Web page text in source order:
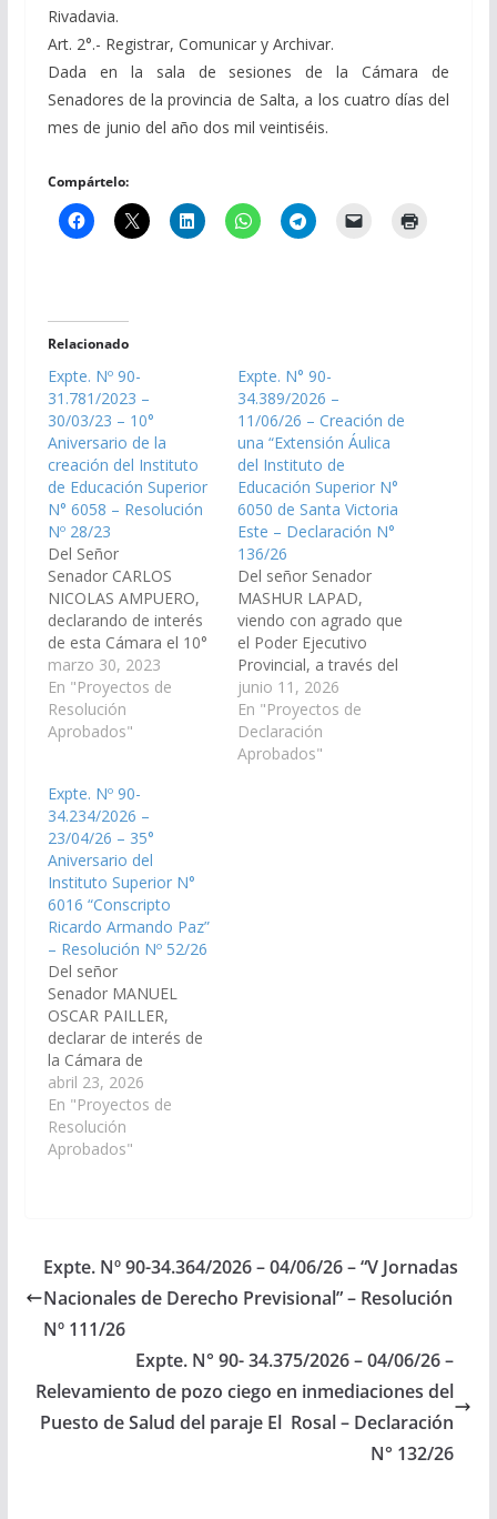
Rivadavia.
Art. 2°.- Registrar, Comunicar y Archivar.
Dada en la sala de sesiones de la Cámara de
Senadores de la provincia de Salta, a los cuatro días del
mes de junio del año dos mil veintiséis.
Compártelo:
Relacionado
Expte. Nº 90-
31.781/2023 –
30/03/23 – 10°
Aniversario de la
creación del Instituto
de Educación Superior
N° 6058 – Resolución
Nº 28/23
Del Señor
Senador CARLOS
NICOLAS AMPUERO,
declarando de interés
de esta Cámara el 10°
Aniversario de la
creación del Instituto
de Educación Superior
N° 6056, localidad de
Victoria, acaecida el día
04 de abril de 2013.
(Expte. Nº 90-
31.781/2023, a la
Comisión de
Educación, Cultura,
Ciencia y Tecnología).
…
marzo 30, 2023
En "Proyectos de
Resolución
Aprobados"
Expte. N° 90-
34.389/2026 –
11/06/26 – Creación de
una “Extensión Áulica
del Instituto de
Educación Superior N°
6050 de Santa Victoria
Este – Declaración N°
136/26
Del señor Senador
MASHUR LAPAD,
viendo con agrado que
el Poder Ejecutivo
Provincial, a través del
Ministerio de
Educación, arbitre las
medidas necesarias a
los fines que se
junio 11, 2026
En "Proyectos de
Declaración
Aprobados"
Expte. Nº 90-
34.234/2026 –
23/04/26 – 35°
Aniversario del
Instituto Superior N°
6016 “Conscripto
Ricardo Armando Paz”
– Resolución Nº 52/26
Del señor
Senador MANUEL
OSCAR PAILLER,
declarar de interés de
la Cámara de
Senadores el 35°
Aniversario del
Instituto Superior N°
6016 “Conscripto
San Martin, fundado el
día 1 de abril de 1991,
en reconocimiento a
su valiosa trayectoria
abril 23, 2026
En "Proyectos de
Resolución
Aprobados"
Expte. Nº 90-34.364/2026 – 04/06/26 – “V Jornadas
Nacionales de Derecho Previsional” – Resolución
Nº 111/26
Expte. N° 90- 34.375/2026 – 04/06/26 –
Relevamiento de pozo ciego en inmediaciones del
Puesto de Salud del paraje El Rosal – Declaración
N° 132/26